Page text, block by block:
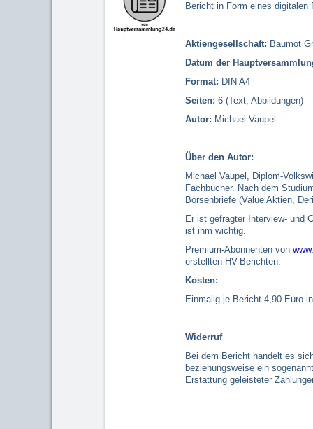
Bericht in Form eines
Aktiengesellschaft: Baumot
Datum der
Format: DIN A4
Seiten: 6 (Text, Abbildungen)
Autor: Michael Vaupel
Über den Autor:
Michael Vaupel, Diplom-
Fachbücher. Nach dem
Börsenbriefe (Value Aktien,
Er ist gefragter Interview- und
ist ihm wichtig.
Premium-Abonnenten von
erstellten HV-Berichten.
Kosten:
Einmalig je Bericht 4,90 Euro
Widerruf
Bei dem Bericht handelt es
beziehungsweise ein
Erstattung geleisteter